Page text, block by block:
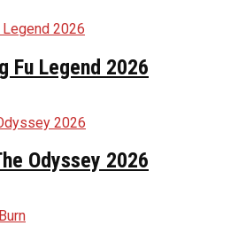
Fu Legend 2026
Odyssey 2026